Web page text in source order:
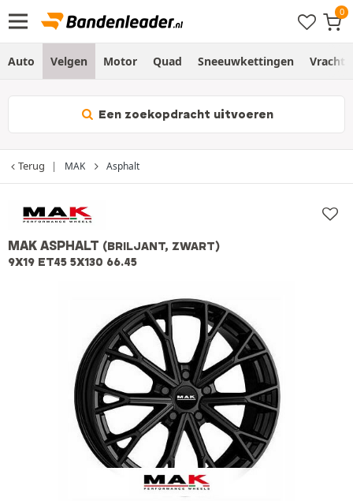
Auto Velgen Motor Quad Sneeuwkettingen
Een zoekopdracht uitvoeren
Terug MAK Asphalt
MAK ASPHALT (BRILJANT, ZWART)
9X19 ET45 5X130 66.45